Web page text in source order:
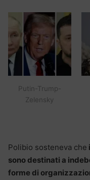
Putin-Trump-
Zelensky
Polibio sosteneva che
sono destinati a
forme di